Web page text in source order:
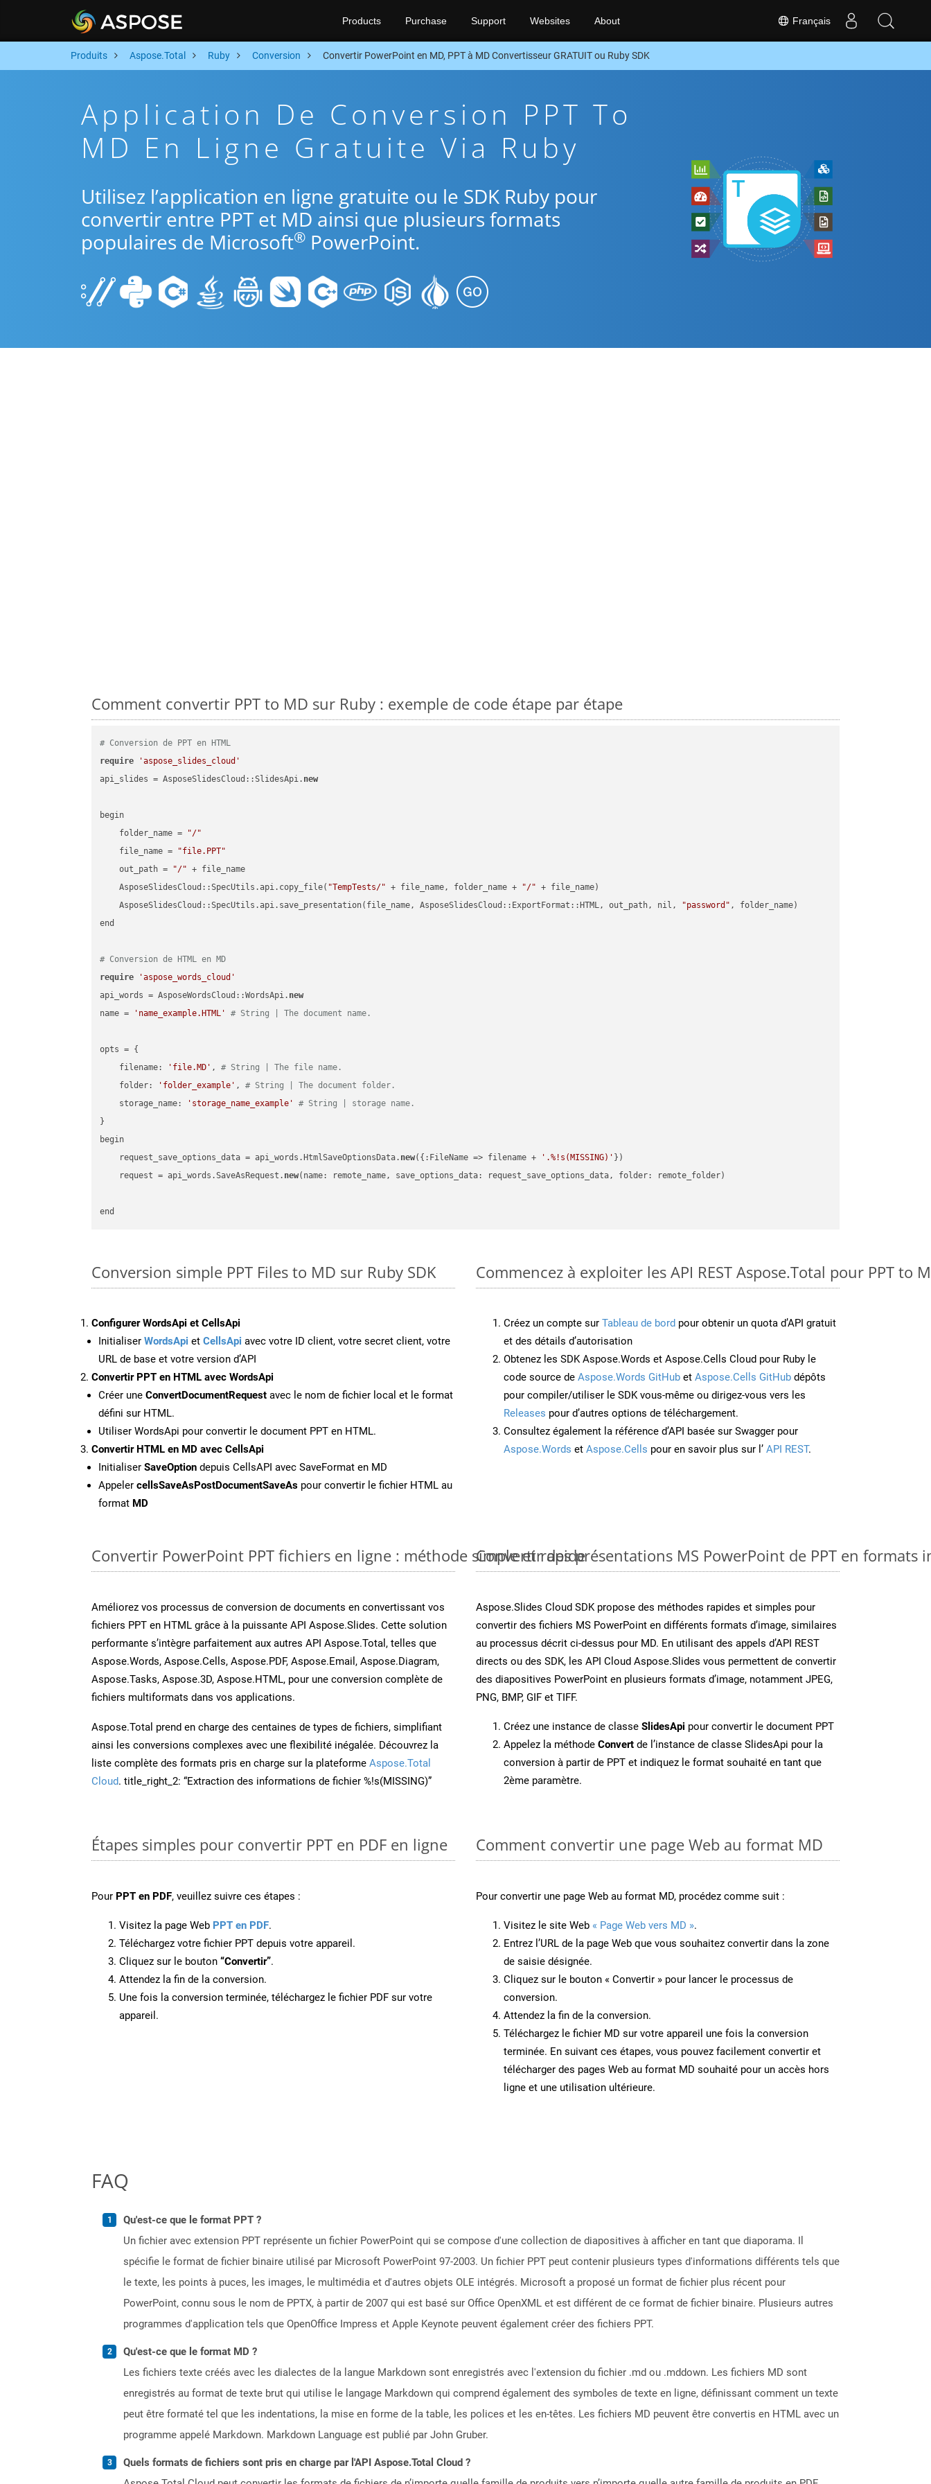
Français
Products Purchase Support Websites About
Produits Aspose.Total Ruby Conversion Convertir PowerPoint en MD, PPT à MD Convertisseur GRATUIT ou Ruby SDK
Application De Conversion PPT To
MD En Ligne Gratuite Via Ruby
Utilisez l’application en ligne gratuite ou le SDK Ruby pour
convertir entre PPT et MD ainsi que plusieurs formats
populaires de Microsoft® PowerPoint.
Comment convertir PPT to MD sur Ruby : exemple de code étape par étape
# Conversion de PPT en HTML
require
'aspose_slides_cloud'
api_slides = AsposeSlidesCloud::SlidesApi. new
begin
    folder_name =
"/"
    file_name =
"file.PPT"
    out_path =
"/" + file_name
    AsposeSlidesCloud::SpecUtils.api.copy_file(
"TempTests/" + file_name, folder_name + "/" + file_name)
    AsposeSlidesCloud::SpecUtils.api.save_presentation(file_name, AsposeSlidesCloud::ExportFormat::HTML, out_path, nil,
"password" , folder_name)
end
# Conversion de HTML en MD
require
'aspose_words_cloud'
api_words = AsposeWordsCloud::WordsApi. new
name =
'name_example.HTML' # String | The document name.
opts = {
    filename:
'file.MD' , # String | The file name.
    folder:
'folder_example' , # String | The document folder.
    storage_name:
'storage_name_example'
# String | storage name.
}
begin
    request_save_options_data = api_words.HtmlSaveOptionsData.
new({:FileName => filename + '.%!s(MISSING)' })
    request = api_words.SaveAsRequest.
new(name: remote_name, save_options_data: request_save_options_data, folder: remote_folder)
Conversion simple PPT Files to MD sur Ruby SDK
Configurer WordsApi et CellsApi
Initialiser WordsApi et CellsApi avec votre ID client, votre secret client, votre
URL de base et votre version d’API
Convertir PPT en HTML avec WordsApi
Créer une ConvertDocumentRequest avec le nom de fichier local et le format
défini sur HTML.
Utiliser WordsApi pour convertir le document PPT en HTML.
Convertir HTML en MD avec CellsApi
Initialiser SaveOption depuis CellsAPI avec SaveFormat en MD
Appeler cellsSaveAsPostDocumentSaveAs pour convertir le fichier HTML au
format MD
Commencez à exploiter les API REST Aspose.Total pour PPT to
Créez un compte sur Tableau de bord pour obtenir un quota d’API gratuit
et des détails d’autorisation
Obtenez les SDK Aspose.Words et Aspose.Cells Cloud pour Ruby le
code source de Aspose.Words GitHub et Aspose.Cells GitHub dépôts
pour compiler/utiliser le SDK vous-même ou dirigez-vous vers les
Releases pour d’autres options de téléchargement.
Consultez également la référence d’API basée sur Swagger pour
Aspose.Words et Aspose.Cells pour en savoir plus sur l’ API REST.
Convertir PowerPoint PPT fichiers en ligne : méthode simple et rapide
Améliorez vos processus de conversion de documents en convertissant vos
fichiers PPT en HTML grâce à la puissante API Aspose.Slides. Cette solution
performante s’intègre parfaitement aux autres API Aspose.Total, telles que
Aspose.Words, Aspose.Cells, Aspose.PDF, Aspose.Email, Aspose.Diagram,
Aspose.Tasks, Aspose.3D, Aspose.HTML, pour une conversion complète de
fichiers multiformats dans vos applications.
Aspose.Total prend en charge des centaines de types de fichiers, simplifiant
ainsi les conversions complexes avec une flexibilité inégalée. Découvrez la
liste complète des formats pris en charge sur la plateforme Aspose.Total
Cloud. title_right_2: “Extraction des informations de fichier %!s(MISSING)”
Convertir des présentations MS PowerPoint de PPT en formats
Aspose.Slides Cloud SDK propose des méthodes rapides et simples pour
convertir des fichiers MS PowerPoint en différents formats d’image, similaires
au processus décrit ci-dessus pour MD. En utilisant des appels d’API REST
directs ou des SDK, les API Cloud Aspose.Slides vous permettent de convertir
des diapositives PowerPoint en plusieurs formats d’image, notamment JPEG,
PNG, BMP, GIF et TIFF.
Créez une instance de classe SlidesApi pour convertir le document PPT
Appelez la méthode Convert de l’instance de classe SlidesApi pour la
conversion à partir de PPT et indiquez le format souhaité en tant que
2ème paramètre.
Étapes simples pour convertir PPT en PDF en ligne
Pour PPT en PDF, veuillez suivre ces étapes :
Visitez la page Web PPT en PDF.
Téléchargez votre fichier PPT depuis votre appareil.
Cliquez sur le bouton “Convertir”.
Attendez la fin de la conversion.
Une fois la conversion terminée, téléchargez le fichier PDF sur votre
appareil.
Comment convertir une page Web au format MD
Pour convertir une page Web au format MD, procédez comme suit :
Visitez le site Web « Page Web vers MD ».
Entrez l’URL de la page Web que vous souhaitez convertir dans la zone
de saisie désignée.
Cliquez sur le bouton « Convertir » pour lancer le processus de
conversion.
Attendez la fin de la conversion.
Téléchargez le fichier MD sur votre appareil une fois la conversion
terminée. En suivant ces étapes, vous pouvez facilement convertir et
télécharger des pages Web au format MD souhaité pour un accès hors
ligne et une utilisation ultérieure.
FAQ
Qu'est-ce que le format PPT ?
Un fichier avec extension PPT représente un fichier PowerPoint qui se compose d'une collection de diapositives à afficher en tant que diaporama. Il
spécifie le format de fichier binaire utilisé par Microsoft PowerPoint 97-2003. Un fichier PPT peut contenir plusieurs types d'informations différents tels que
le texte, les points à puces, les images, le multimédia et d'autres objets OLE intégrés. Microsoft a proposé un format de fichier plus récent pour
PowerPoint, connu sous le nom de PPTX, à partir de 2007 qui est basé sur Office OpenXML et est différent de ce format de fichier binaire. Plusieurs autres
programmes d'application tels que OpenOffice Impress et Apple Keynote peuvent également créer des fichiers PPT.
Qu'est-ce que le format MD ?
Les fichiers texte créés avec les dialectes de la langue Markdown sont enregistrés avec l'extension du fichier .md ou .mddown. Les fichiers MD sont
enregistrés au format de texte brut qui utilise le langage Markdown qui comprend également des symboles de texte en ligne, définissant comment un texte
peut être formaté tel que les indentations, la mise en forme de la table, les polices et les en-têtes. Les fichiers MD peuvent être convertis en HTML avec un
programme appelé Markdown. Markdown Language est publié par John Gruber.
Quels formats de fichiers sont pris en charge par l'API Aspose.Total Cloud ?